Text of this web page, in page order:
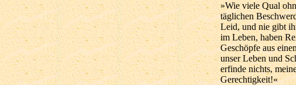
»Wie viele Qual
täglichen
Leid, und nie gibt
im Leben, haben
Geschöpfe aus
unser Leben und
erfinde nichts,
Gerechtigkeit!«